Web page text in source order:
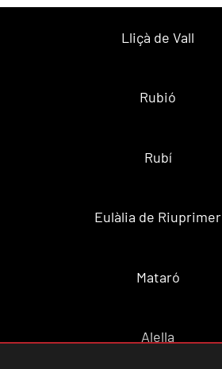
Lliçà de Vall
Rubió
Rubí
Eulàlia de Riuprimer
Mataró
Alella